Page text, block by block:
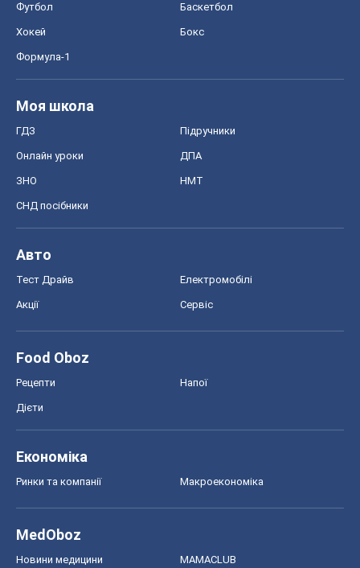
Футбол Баскетбол
Хокей Бокс
Формула-1
Моя школа
ГДЗ Підручники
Онлайн уроки ДПА
ЗНО НМТ
СНД посібники
Авто
Тест Драйв Електромобілі
Акції Сервіс
Food Oboz
Рецепти Напої
Дієти
Економіка
Ринки та компанії Макроекономіка
MedOboz
Новини медицини MAMACLUB